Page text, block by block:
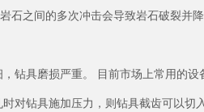
之间的多次冲击会导致岩石破裂并
钻具磨损严重。 目前市场上常用的设
钻具施加压力，则钻具截齿可以切